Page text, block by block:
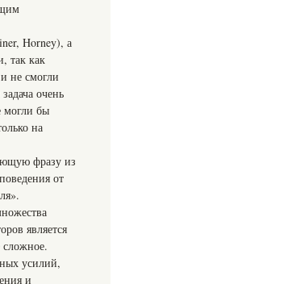
Horney), а
так как
не смогли
очень
могли бы
на
фразу из
от
является
сложное.
усилий,
и